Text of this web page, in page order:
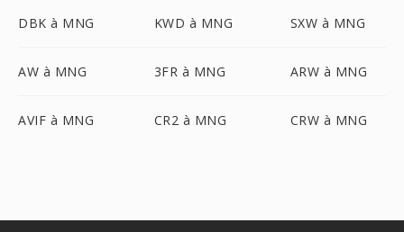
DBK à MNG KWD à MNG SXW à MNG
AW à MNG 3FR à MNG ARW à MNG
AVIF à MNG CR2 à MNG CRW à MNG